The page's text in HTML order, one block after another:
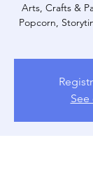
Arts, Crafts &
Popcorn,